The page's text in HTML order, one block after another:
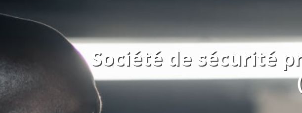
Société de sécurité